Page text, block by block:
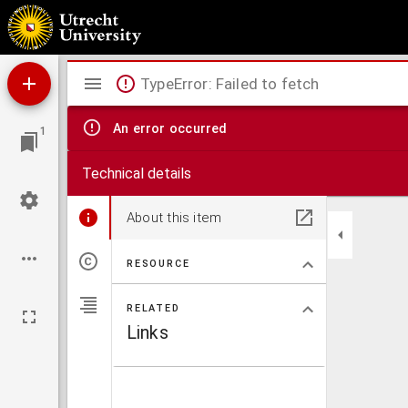
Hedendaagsche historie van, en reis-boek door Italien. : Vervattende eene
der nutte konsten en weetenschappen.
1
Mirador
viewer
TypeError: Failed to fetch
An error occurred
Technical details
About this item
RESOURCE
RELATED
Links